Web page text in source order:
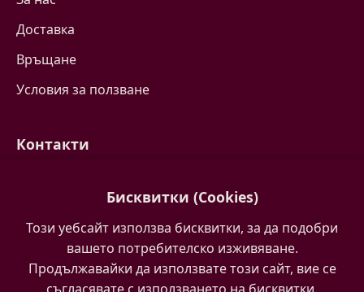
Доставка
Връщане
Условия за ползване
Контакти
Често задавани въпроси
Партньори
Бисквитки (Cookies)
Този уебсайт използва бисквитки, за да подобри
вашето потребителско изживяване.
Продължавайки да използвате този сайт, вие се